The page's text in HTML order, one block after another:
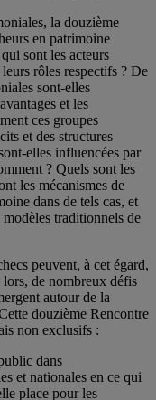
la douzième
en patrimoine
sont les acteurs
rôles respectifs ? De
sont-elles
et les
ces groupes
et des structures
elles influencées par
? Quels sont les
les mécanismes de
dans de tels cas, et
traditionnels de
peuvent, à cet égard,
lors, de nombreux défis
autour de la
douzième Rencontre
non exclusifs :
dans
et nationales en ce qui
place pour les